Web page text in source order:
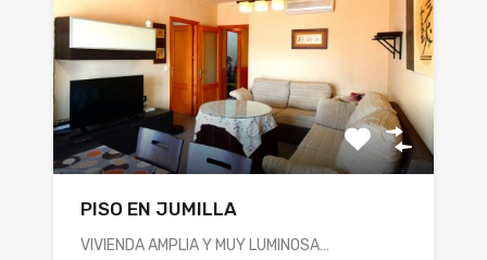
PISO EN JUMILLA
VIVIENDA AMPLIA Y MUY LUMINOSA…